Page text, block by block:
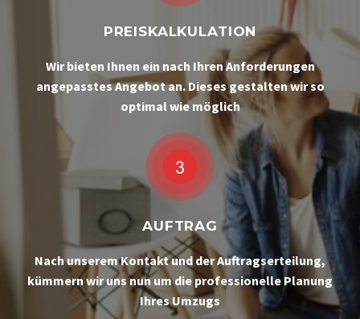
PREISKALKULATION
Wir bieten Ihnen ein nach Ihren Anforderungen
angepasstes Angebot an. Dieses gestalten wir so
optimal wie möglich
AUFTRAG
Nach unserem Kontakt und der Auftragserteilung,
kümmern wir uns nun um die professionelle Planung
Ihres Umzugs